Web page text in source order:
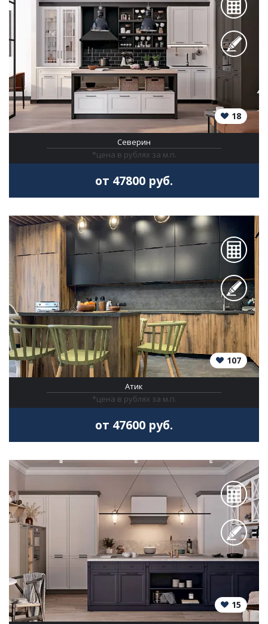
18
Северин
*цена в рублях за м.п.
от 47800 руб.
107
Атик
*цена в рублях за м.п.
от 47600 руб.
15